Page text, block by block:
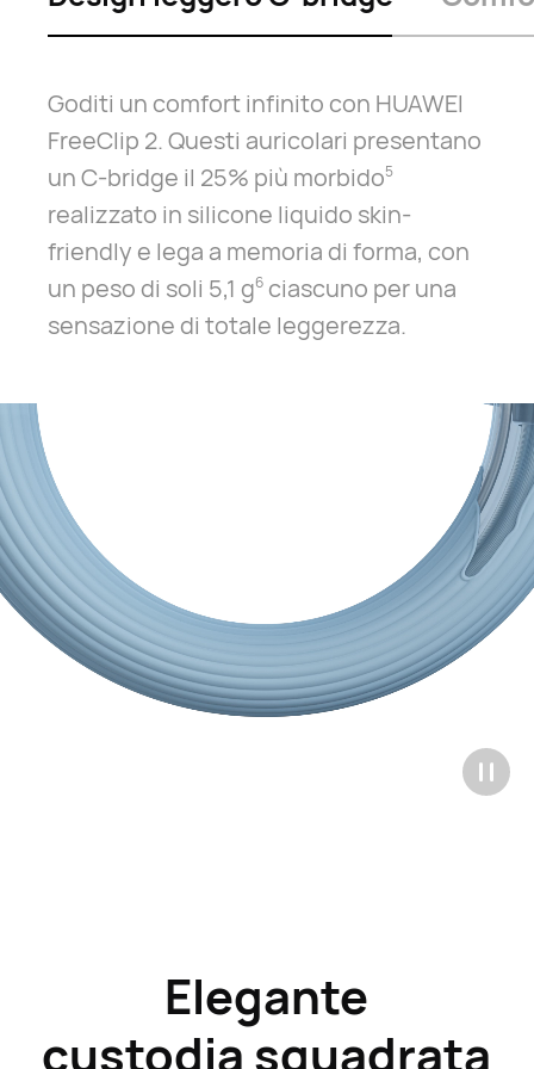
Goditi un comfort infinito con HUAWEI
FreeClip 2. Questi auricolari presentano
un C-bridge il 25% più morbido⁠5
realizzato in silicone liquido skin-
friendly e lega a memoria di forma, con
un peso di soli 5,1 g⁠6ciascuno per una
sensazione di totale leggerezza.
Elegante
custodia squadrata